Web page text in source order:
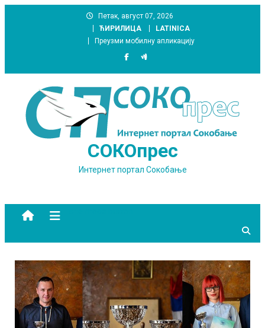
Петак, август 07, 2026
ЋИРИЛИЦА
LATINICA
Преузми мобилну апликацију
СОКОпрес
Интернет портал Сокобање